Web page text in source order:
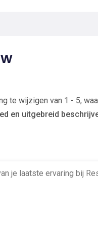
te wijzigen van 1 - 5,
en uitgebreid